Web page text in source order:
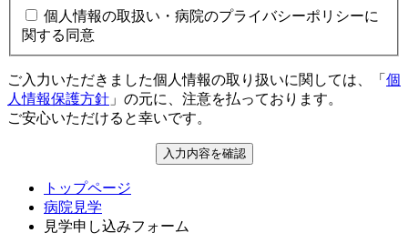
個人情報の取扱い・病院のプライバシーポリシーに
関する同意
ご入力いただきました個人情報の取り扱いに関しては、「 個
人情報保護方針 」の元に、注意を払っております。
ご安心いただけると幸いです。
入力内容を確認
トップページ
病院見学
見学申し込みフォーム